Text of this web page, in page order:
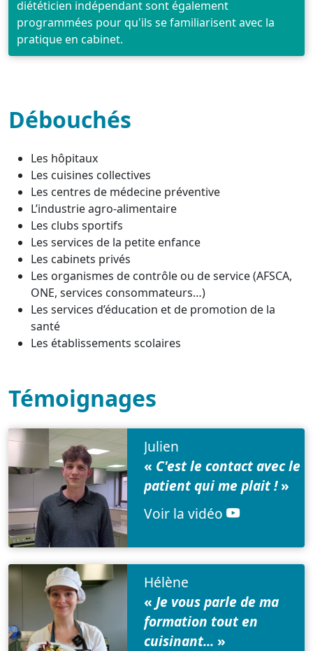
diététicien indépendant sont également
programmées pour qu'ils se familiarisent avec la
pratique en cabinet.
Débouchés
Les hôpitaux
Les cuisines collectives
Les centres de médecine préventive
L’industrie agro-alimentaire
Les clubs sportifs
Les services de la petite enfance
Les cabinets privés
Les organismes de contrôle ou de service (AFSCA,
ONE, services consommateurs…)
Les services d’éducation et de promotion de la
santé
Les établissements scolaires
Témoignages
Julien
« C'est le contact avec le
patient qui me plait !»
Voir la vidéo
Hélène
« Je vous parle de ma
formation tout en
cuisinant... »